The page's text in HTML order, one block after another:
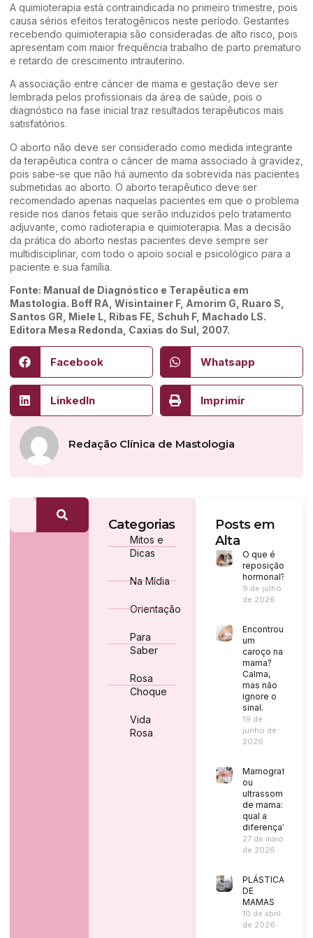
A quimioterapia está contraindicada no primeiro trimestre, pois
causa sérios efeitos teratogênicos neste período. Gestantes
recebendo quimioterapia são consideradas de alto risco, pois
apresentam com maior frequência trabalho de parto prematuro
e retardo de crescimento intrauterino.
A associação entre câncer de mama e gestação deve ser
lembrada pelos profissionais da área de saúde, pois o
diagnóstico na fase inicial traz resultados terapêuticos mais
satisfatórios.
O aborto não deve ser considerado como medida integrante
da terapêutica contra o câncer de mama associado à gravidez,
pois sabe-se que não há aumento da sobrevida nas pacientes
submetidas ao aborto. O aborto terapêutico deve ser
recomendado apenas naquelas pacientes em que o problema
reside nos danos fetais que serão induzidos pelo tratamento
adjuvante, como radioterapia e quimioterapia. Mas a decisão
da prática do aborto nestas pacientes deve sempre ser
multidisciplinar, com todo o apoio social e psicológico para a
paciente e sua família.
Fonte: Manual de Diagnóstico e Terapêutica em
Mastologia. Boff RA, Wisintainer F, Amorim G, Ruaro S,
Santos GR, Miele L, Ribas FE, Schuh F, Machado LS.
Editora Mesa Redonda, Caxias do Sul, 2007.
Facebook Whatsapp
LinkedIn Imprimir
Redação Clínica de Mastologia
Categorias
Mitos e
Dicas
Na Mídia
Orientação
Para
Saber
Rosa
Choque
Vida
Rosa
Posts em
Alta
O que é
reposição
hormonal?
9 de julho
de 2026
Encontrou
um
caroço na
mama?
Calma,
mas não
ignore o
sinal.
19 de
junho de
2026
Mamografia
ou
ultrassom
de mama:
qual a
diferença?
27 de maio
de 2026
PLÁSTICA
DE
MAMAS
10 de abril
de 2026